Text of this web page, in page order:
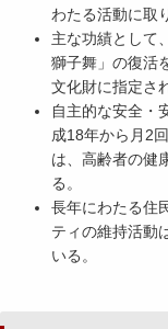
わたる活動に取
主な功績として
獅子舞」の復活
文化財に指定さ
自主的な安全・
成18年から月2
は、高齢者の健
る。
長年にわたる住
ティの維持活動
いる。